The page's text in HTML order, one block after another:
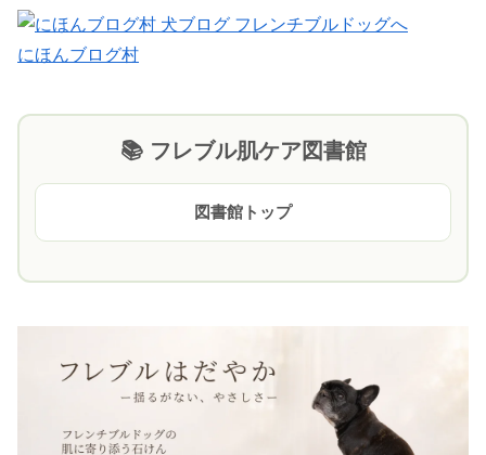
にほんブログ村
📚 フレブル肌ケア図書館
図書館トップ